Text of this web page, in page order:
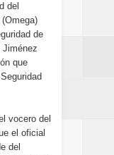
del
de
Jiménez
que
vocero del
el oficial
del